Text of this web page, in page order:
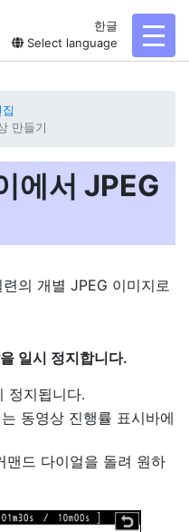
한글
Select language
만들기
에서 JPEG
의 개별 JPEG 이미지로
일시 정지합니다.
정지됩니다.
동영상 진행률 표시바에
맨드 다이얼을 돌려 원하